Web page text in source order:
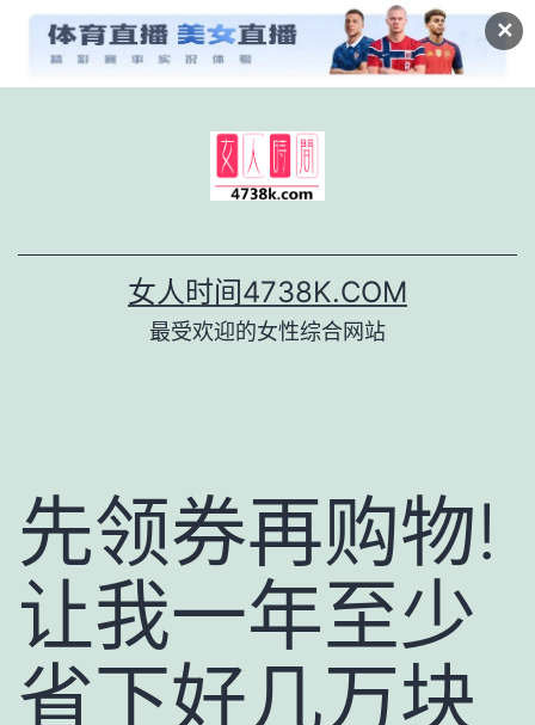
✕
女人时间4738K.COM
最受欢迎的女性综合网站
先领券再购物!
让我一年至少
省下好几万块